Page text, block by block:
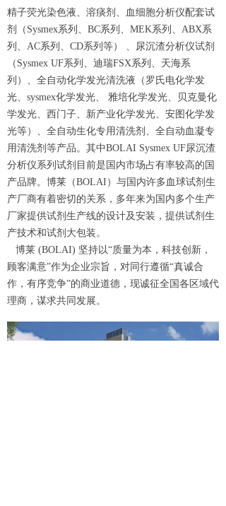
精子荧光染色液、溶痰剂、血细胞分析仪配套试
剂（ Sysmex系列、BC系列、MEK系列、ABX系
列、AC系列、CD系列等） 、尿沉渣分析仪试剂
（Sysmex UF系列、迪瑞FSX系列、天海系
列）、全自动化学发光清洗液（罗氏电化学发
光、sysmex化学发光、 雅培化学发光、贝克曼化
学发光、西门子、新产业化学发光、安图化学发
光等）、全自动生化专用清洗剂、全自动血凝专
用清洗剂等产品。其中BOLAI Sysmex UF尿沉渣
分析仪系列试剂目前是国内市场占有率较高的国
产品牌。博莱（BOLAI）与国内许多血球试剂生
产厂商有着密切的关系，多年来为国内多个生产
厂家提供试剂生产线的设计及安装，提供试剂生
产技术和试剂大包装。
博莱 (BOLAI) 坚持以“质量为本，科技创新，
顾客满意”作为企业宗旨，对同行遵循“真诚合
作，有序竞争”的商业道德，现诚征全国各区域代
理商，谋求共同发展。